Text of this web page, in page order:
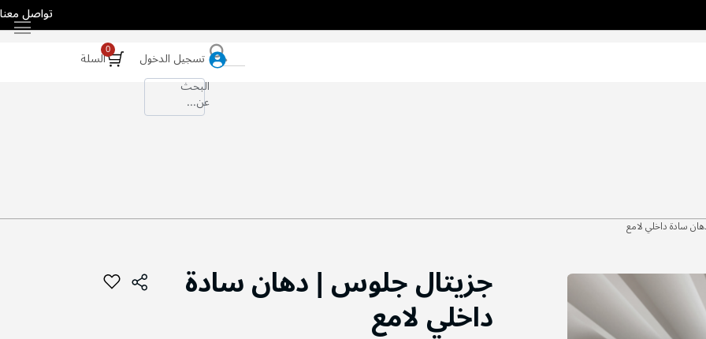
تواصل معنا
السلة
تسجيل الدخول
البحث
عن...
سادة داخلي لامع
جزيتال جلوس | دهان سادة
داخلي لامع